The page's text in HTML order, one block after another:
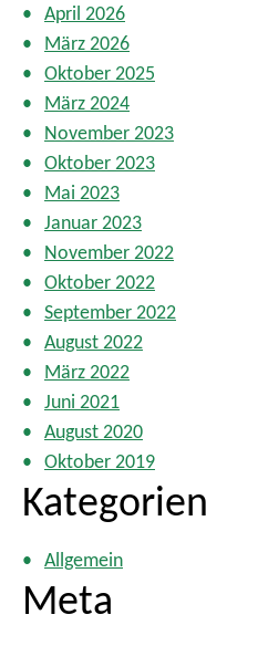
e
i
t
r
ä
g
e
April 2026
März 2026
Oktober 2025
März 2024
November 2023
Oktober 2023
Mai 2023
Januar 2023
November 2022
Oktober 2022
September 2022
August 2022
März 2022
Juni 2021
August 2020
Oktober 2019
Kategorien
Allgemein
Meta